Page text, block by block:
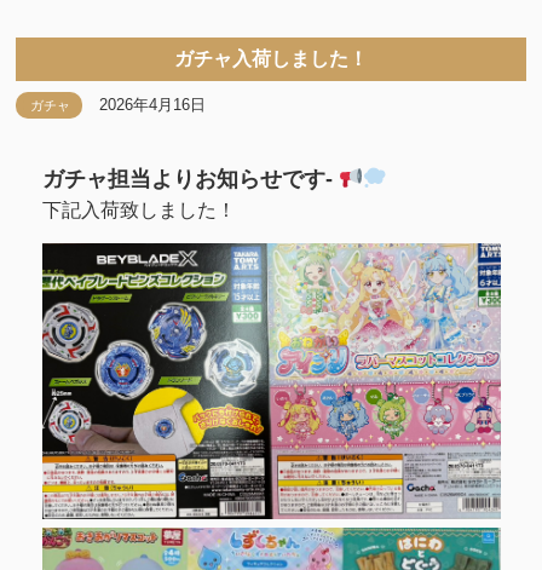
ガチャ入荷しました！
ガチャ 2026年4月16日
ガチャ担当よりお知らせです-
下記入荷致しました！